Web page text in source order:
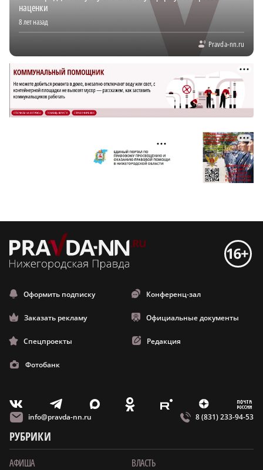
наценки
8 лет назад
Pravda-nn.ru
Оформить подписку Конференц-зал
Заказать рекламу Официальные документы
Спецпроекты Редакция
Фотобанк
V T X O E Z m
info@pravda-nn.ru 8 (831) 233-94-53
РУБРИКИ
АФИША
ВЛАСТЬ